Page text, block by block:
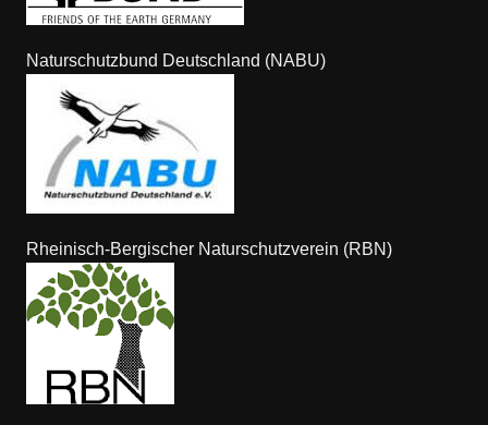
Naturschutzbund Deutschland (NABU)
Rheinisch-Bergischer Naturschutzverein (RBN)